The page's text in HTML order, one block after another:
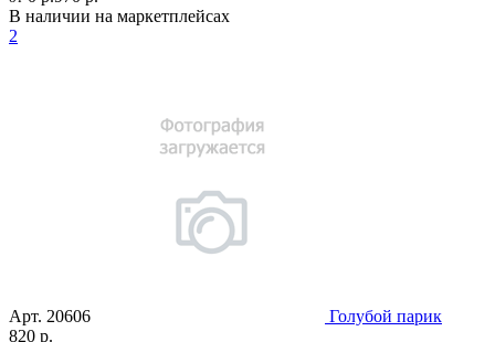
В наличии на маркетплейсах
2
Арт. 20606
Голубой парик
820 р.